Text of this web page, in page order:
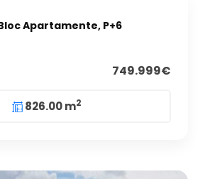
Apartamente, P+6
749.999€
826.00 m2